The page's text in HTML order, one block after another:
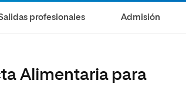
profesionales Admisión
Alimentaria para